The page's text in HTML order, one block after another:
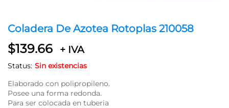
Coladera De Azotea Rotoplas 210058
$139.66 + IVA
Status: Sin existencias
Elaborado con polipropileno.
Posee una forma redonda.
Para ser colocada en tuberia